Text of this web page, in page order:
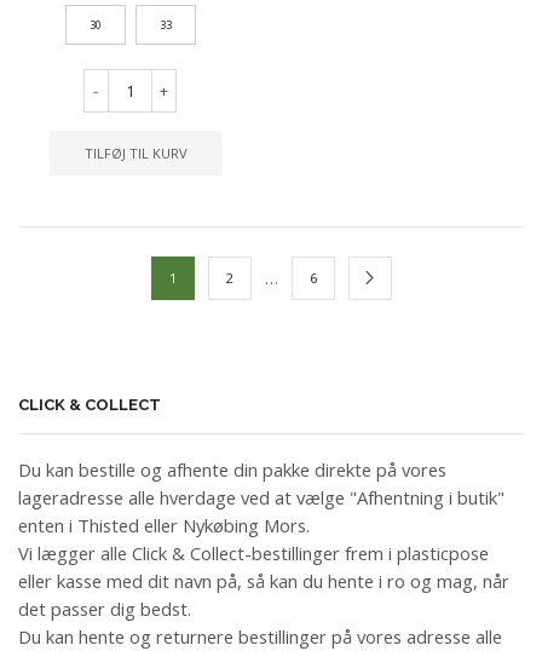
30 33
- +
TILFØJ TIL KURV
1 2 … 6
CLICK & COLLECT
Du kan bestille og afhente din pakke direkte på vores
lageradresse alle hverdage ved at vælge "Afhentning i butik"
enten i Thisted eller Nykøbing Mors.
Vi lægger alle Click & Collect-bestillinger frem i plasticpose
eller kasse med dit navn på, så kan du hente i ro og mag, når
det passer dig bedst.
Du kan hente og returnere bestillinger på vores adresse alle